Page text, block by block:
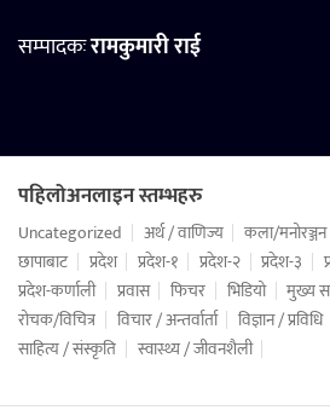
सम्पादकःरामकुमारी राई
पहिलोअनलाइन स्तम्भहरु
Uncategorized अर्थ / वाणिज्य कला/मनोरञ्जन
छापाबाट
प्रदेश प्रदेश-१ प्रदेश-२ प्रदेश-३
प्रदेश-कर्णाली
प्रवास फिचर भिडियो मुख्य
रोचक/विचित्र
विचार / अन्तर्वार्ता विज्ञान / प्रविधि
साहित्य / संस्कृति
स्वास्थ्य / जीवनशैली